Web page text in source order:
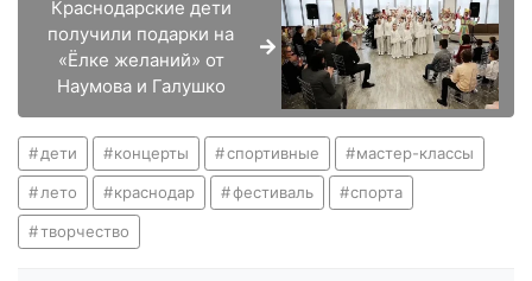
Краснодарские дети
получили подарки на
«Ёлке желаний» от
Наумова и Галушко
дети концерты спортивные мастер-классы
лето краснодар фестиваль спорта
творчество